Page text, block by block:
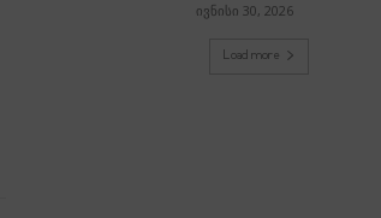
ივნისი 30, 2026
Load more